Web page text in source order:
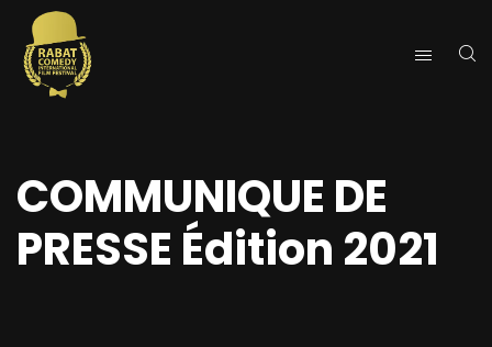
COMMUNIQUE DE
PRESSE Édition 2021